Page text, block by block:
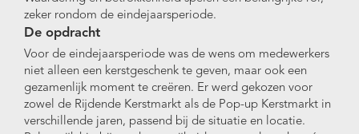
zeker rondom de eindejaarsperiode.
De opdracht
Voor de eindejaarsperiode was de wens om medewerkers
niet alleen een kerstgeschenk te geven, maar ook een
gezamenlijk moment te creëren. Er werd gekozen voor
zowel de Rijdende Kerstmarkt als de Pop-up Kerstmarkt in
verschillende jaren, passend bij de situatie en locatie.